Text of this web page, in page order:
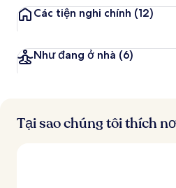
Các tiện nghi chính (12)
Như đang ở nhà (6)
Tại sao chúng tôi thích